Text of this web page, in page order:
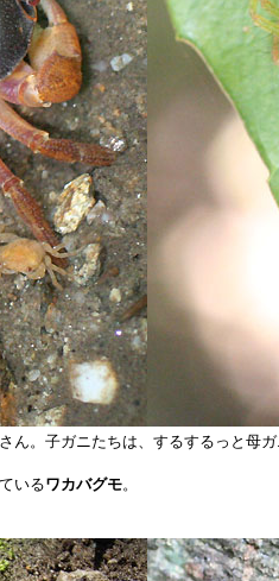
ん。子ガニたちは、するするっと母
いるワカバグモ。